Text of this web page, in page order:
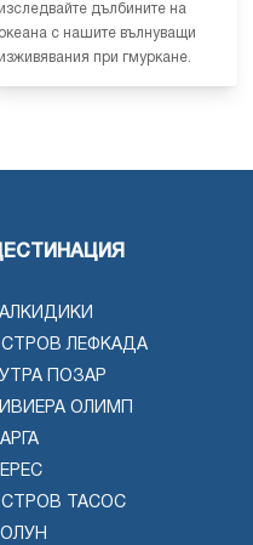
изследвайте дълбините на
океана с нашите вълнуващи
изживявания при гмуркане.
ЛЕФКАДА
ПОЗАР
ОЛИМП
ТАСОС